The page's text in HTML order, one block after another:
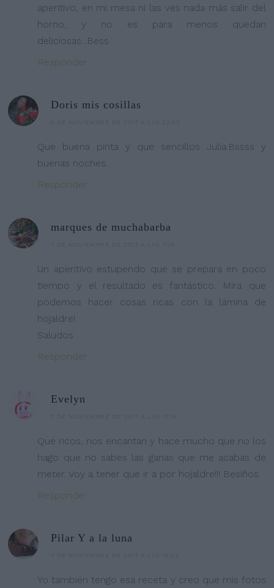
aperitivo, en mi mesa ni las ves nada más salir del
horno, y no es para menos quedan
deliciosas...Bess
Responder
Doris mis cosillas
Que buena pinta y que sencillos Julia.Bssss y
buenas noches.
Responder
marques de muchabarba
Un aperitivo estupendo que se prepara en poco
tiempo y el resultado es fantástico. Mira que
podemos hacer cosas ricas con la lámina de
hojaldre!.
Saludos
Responder
Evelyn
Qué ricos, nos encantan y hace mucho que no los
hago que no sabes las ganas que me acabas de
meter. Voy a tener que ir a por hojaldre!!! Besiños.
Responder
Pilar Y a la luna
Yo también tengo esa receta y creo que mis fotos